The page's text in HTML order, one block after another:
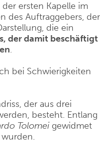
ersten Kapelle im
des Auftraggebers, der
die ein
der damit beschäftigt
.
bei Schwierigkeiten
der aus drei
besteht. Entlang
Tolomei gewidmet